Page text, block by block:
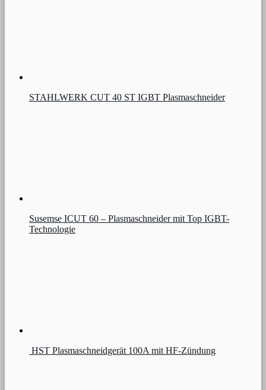
STAHLWERK CUT 40 ST IGBT Plasmaschneider
Susemse ICUT 60 – Plasmaschneider mit Top IGBT-
Technologie
HST Plasmaschneidgerät 100A mit HF-Zündung